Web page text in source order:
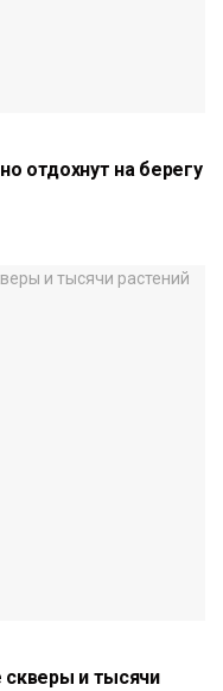
отдохнут на берегу
скверы и тысячи